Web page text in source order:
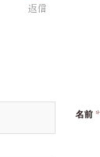
返信
名前 *